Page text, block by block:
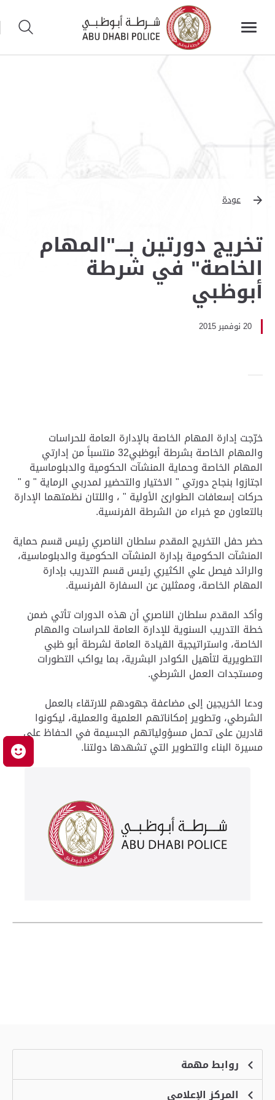
عودة
تخريج دورتين بــــ"المهام
الخاصة" في شرطة
أبوظبي
20 نوفمبر 2015
خرّجت إدارة المهام الخاصة بالإدارة العامة للحراسات
والمهام الخاصة بشرطة أبوظبي32 منتسباً من إدارتي
المهام الخاصة وحماية المنشآت الحكومية والدبلوماسية
اجتازوا بنجاح دورتي " الاختيار والتحضير لمدربي الرماية " و "
حركات إسعافات الطوارئ الأولية " ، واللتان نظمتهما الإدارة
بالتعاون مع خبراء من الشرطة الفرنسية.
حضر حفل التخريج المقدم سلطان الناصري رئيس قسم حماية
المنشآت الحكومية بإدارة المنشآت الحكومية والدبلوماسية،
والرائد فيصل علي الكثيري رئيس قسم التدريب بإدارة
المهام الخاصة، وممثلين عن السفارة الفرنسية.
وأكد المقدم سلطان الناصري أن هذه الدورات تأتي ضمن
خطة التدريب السنوية للإدارة العامة للحراسات والمهام
الخاصة، واستراتيجية القيادة العامة لشرطة أبو ظبي
التطويرية لتأهيل الكوادر البشرية، بما يواكب التطورات
ومستجدات العمل الشرطي.
ودعا الخريجين إلى مضاعفة جهودهم للارتقاء بالعمل
الشرطي، وتطوير إمكاناتهم العلمية والعملية، ليكونوا
قادرين على تحمل مسؤولياتهم الجسيمة في الحفاظ على
مسيرة البناء والتطوير التي تشهدها دولتنا.
روابط مهمة
المركز الإعلامي